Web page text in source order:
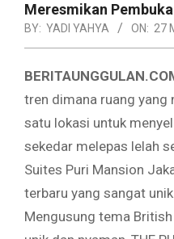
Meresmikan
BY: YADI YAHYA ON: 27
tren dimana ruang yang
satu lokasi untuk
sekedar melepas lelah
Suites Puri Mansion
terbaru yang sangat
Mengusung tema